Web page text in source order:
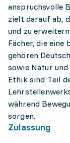
anspruchsvolle
zielt darauf ab,
und zu
Fächer, die
gehören
sowie Natur und
Ethik sind Teil
während
sorgen.
Zulassung